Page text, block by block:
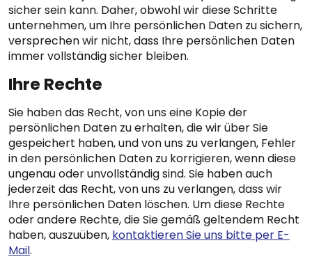
sicher sein kann. Daher, obwohl wir diese Schritte
unternehmen, um Ihre persönlichen Daten zu sichern,
versprechen wir nicht, dass Ihre persönlichen Daten
immer vollständig sicher bleiben.
Ihre Rechte
Sie haben das Recht, von uns eine Kopie der
persönlichen Daten zu erhalten, die wir über Sie
gespeichert haben, und von uns zu verlangen, Fehler
in den persönlichen Daten zu korrigieren, wenn diese
ungenau oder unvollständig sind. Sie haben auch
jederzeit das Recht, von uns zu verlangen, dass wir
Ihre persönlichen Daten löschen. Um diese Rechte
oder andere Rechte, die Sie gemäß geltendem Recht
haben, auszuüben, kontaktieren Sie uns bitte per E-
Mail.